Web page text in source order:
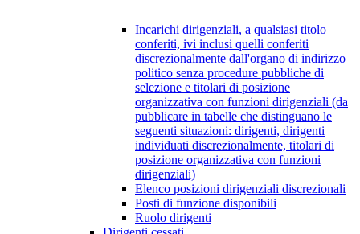
Incarichi dirigenziali, a qualsiasi titolo
conferiti, ivi inclusi quelli conferiti
discrezionalmente dall'organo di indirizzo
politico senza procedure pubbliche di
selezione e titolari di posizione
organizzativa con funzioni dirigenziali (da
pubblicare in tabelle che distinguano le
seguenti situazioni: dirigenti, dirigenti
individuati discrezionalmente, titolari di
posizione organizzativa con funzioni
dirigenziali)
Elenco posizioni dirigenziali discrezionali
Posti di funzione disponibili
Ruolo dirigenti